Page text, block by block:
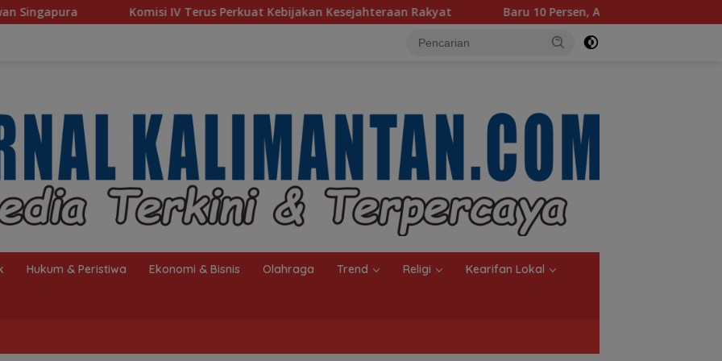
IV Terus Perkuat Kebijakan Kesejahteraan Rakyat Baru 10 Persen, Aktivasi IKD Banjarmasin Didorong Tuntas 90
Hukum & Peristiwa Ekonomi & Bisnis Olahraga Trend Religi Kearifan Lokal